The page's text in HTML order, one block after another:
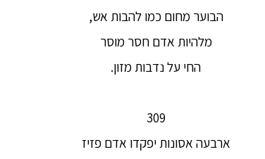
הבוער מחום כמו להבות אש,
מלהיות אדם חסר מוסר
החי על נדבות מזון.
309
ארבעה אסונות יפקדו אדם פזיז